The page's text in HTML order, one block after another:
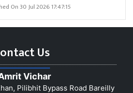
On 30 Jul 2026 17:47:15
Us
Vichar
Pilibhit Bypass Road Bareilly